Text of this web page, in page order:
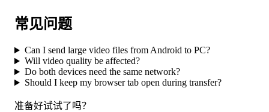
常见问题
Can I send large video files from Android to PC?
Will video quality be affected?
Do both devices need the same network?
Should I keep my browser tab open during transfer?
准备好试试了吗？